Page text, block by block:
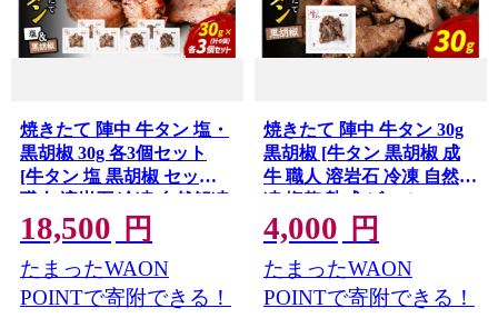
焼きたて 陣中 牛タン 塩・
黒胡椒 30g 各3個セット
[牛タン 塩 黒胡椒 セット
職人 溶岩石 冷凍 自然解凍
塩麹 熟成]
18,500 円
たまったWAON
POINTで寄附できる！
焼きたて 陣中 牛タン 30g
黒胡椒 [牛タン 黒胡椒 成
牛 職人 溶岩石 冷凍 自然解
凍 塩麹 熟成 ビール]
4,000 円
たまったWAON
POINTで寄附できる！